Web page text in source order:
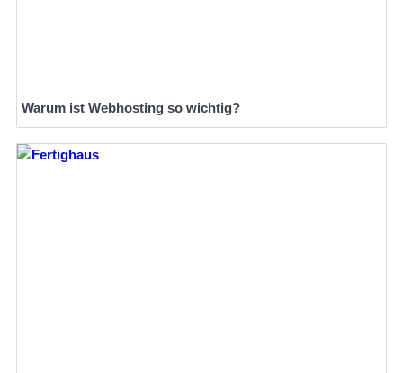
Warum ist Webhosting so wichtig?